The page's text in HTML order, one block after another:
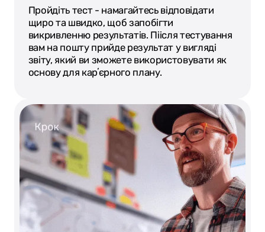
Пройдіть тест - намагайтесь відповідати
щиро та швидко, щоб запобігти
викривленню результатів. Піісля тестування
вам на пошту прийде результат у вигляді
звіту, який ви зможете використовувати як
основу для карʼєрного плану.